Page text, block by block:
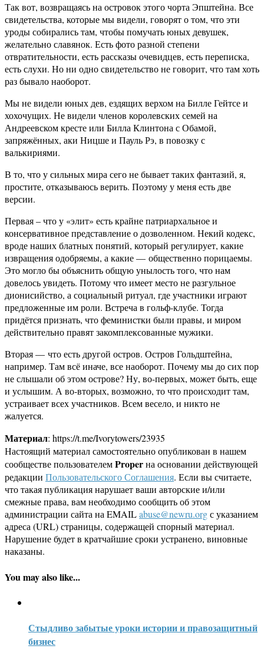
Так вот, возвращаясь на островок этого чорта Эпштейна. Все
свидетельства, которые мы видели, говорят о том, что эти
уроды собирались там, чтобы помучать юных девушек,
желательно славянок. Есть фото разной степени
отвратительности, есть рассказы очевидцев, есть переписка,
есть слухи. Но ни одно свидетельство не говорит, что там хоть
раз бывало наоборот.
Мы не видели юных дев, ездящих верхом на Билле Гейтсе и
хохочущих. Не видели членов королевских семей на
Андреевском кресте или Билла Клинтона с Обамой,
запряжённых, аки Ницше и Пауль Рэ, в повозку с
валькириями.
В то, что у сильных мира сего не бывает таких фантазий, я,
простите, отказываюсь верить. Поэтому у меня есть две
версии.
Первая – что у «элит» есть крайне патриархальное и
консервативное представление о дозволенном. Некий кодекс,
вроде наших блатных понятий, который регулирует, какие
извращения одобряемы, а какие — общественно порицаемы.
Это могло бы объяснить общую унылость того, что нам
довелось увидеть. Потому что имеет место не разгульное
дионисийство, а социальный ритуал, где участники играют
предложенные им роли. Встреча в гольф-клубе. Тогда
придётся признать, что феминистки были правы, и миром
действительно правят закомплексованные мужики.
Вторая — что есть другой остров. Остров Гольдштейна,
например. Там всё иначе, все наоборот. Почему мы до сих пор
не слышали об этом острове? Ну, во-первых, может быть, еще
и услышим. А во-вторых, возможно, то что происходит там,
устраивает всех участников. Всем весело, и никто не
жалуется.
Материал: https://t.me/Ivorytowers/23935
Настоящий материал самостоятельно опубликован в нашем
сообществе пользователемProperна основании действующей
редакции Пользовательского Соглашения. Если вы считаете,
что такая публикация нарушает ваши авторские и/или
смежные права, вам необходимо сообщить об этом
администрации сайта на EMAILabuse@newru.orgс указанием
адреса (URL) страницы, содержащей спорный материал.
Нарушение будет в кратчайшие сроки устранено, виновные
наказаны.
You may also like...
Стыдливо забытые уроки истории и правозащитный
бизнес